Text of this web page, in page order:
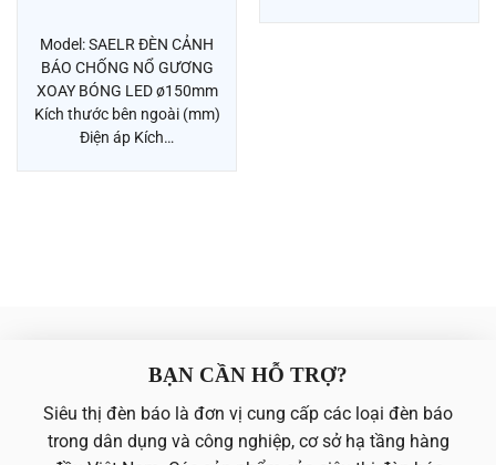
Model: SAELR ĐÈN CẢNH
BÁO CHỐNG NỔ GƯƠNG
XOAY BÓNG LED ø150mm
Kích thước bên ngoài (mm)
Điện áp Kích…
BẠN CẦN HỖ TRỢ?
Siêu thị đèn báo là đơn vị cung cấp các loại đèn báo
trong dân dụng và công nghiệp, cơ sở hạ tầng hàng